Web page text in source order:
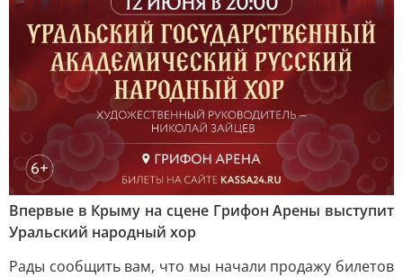
Впервые в Крыму на сцене Грифон Арены выступит
Уральский народный хор
Рады сообщить вам, что мы начали продажу билетов